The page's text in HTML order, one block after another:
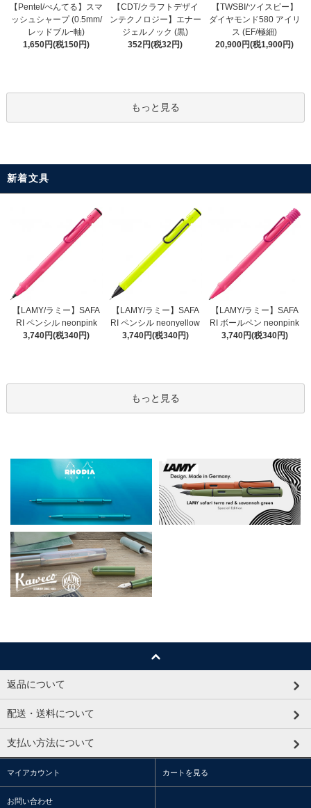
【Pentel/ぺんてる】スマ
ッシュシャープ (0.5mm/
レッドブルｰ軸)
1,650円(税150円)
【CDT/クラフトデザイ
ンテクノロジー】エナー
ジェルノック (黒)
352円(税32円)
【TWSBI/ツイスビー】
ダイヤモンド580 アイリ
ス (EF/極細)
20,900円(税1,900円)
もっと見る
新着文具
【LAMY/ラミー】SAFA
RI ペンシル neonpink
3,740円(税340円)
【LAMY/ラミー】SAFA
RI ペンシル neonyellow
3,740円(税340円)
【LAMY/ラミー】SAFA
RI ボールペン neonpink
3,740円(税340円)
もっと見る
返品について
配送・送料について
支払い方法について
マイアカウント カートを見る
お問い合わせ